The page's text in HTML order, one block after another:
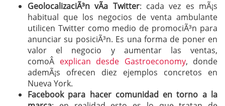
GeolocalizaciÃ³n vÃ­a Twitter: cada vez es mÃ¡s
habitual que los negocios de venta ambulante
utilicen Twitter como medio de promociÃ³n para
anunciar su posiciÃ³n. Es una forma de poner en
valor el negocio y aumentar las ventas,
comoÂ explican desde Gastroeconomy, donde
ademÃ¡s ofrecen diez ejemplos concretos en
Nueva York.
Facebook para hacer comunidad en torno a la